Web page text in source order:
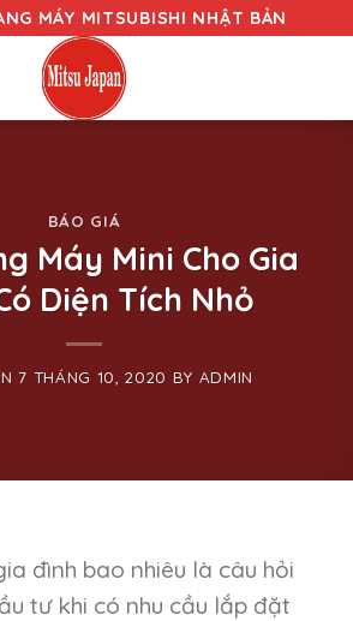
MÁY MITSUBISHI NHẬT BẢN
BÁO GIÁ
Máy Mini Cho Gia
Diện Tích Nhỏ
7 THÁNG 10, 2020 BY ADMIN
đình bao nhiêu là câu hỏi
tư khi có nhu cầu lắp đặt